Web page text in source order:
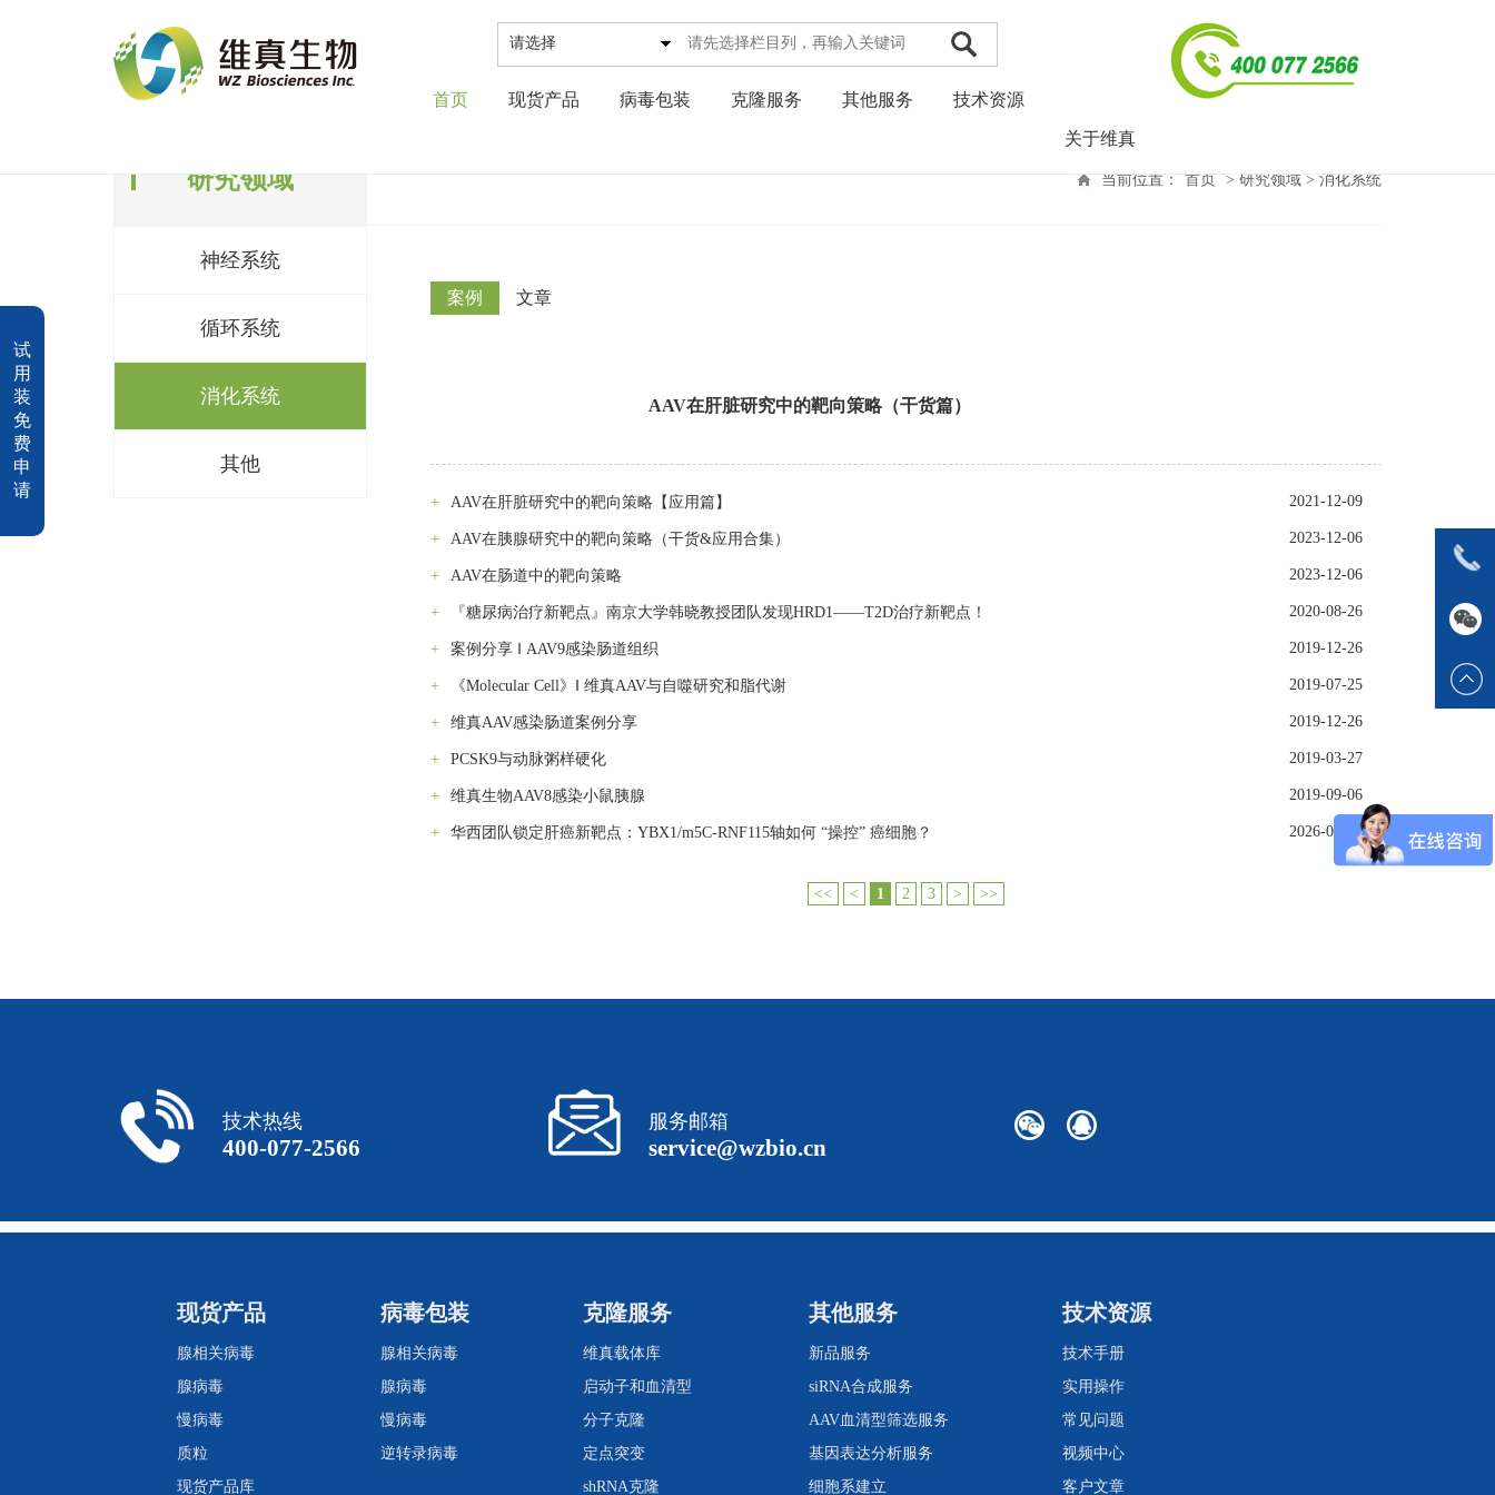
请选择
首页 现货产品 病毒包装 克隆服务 其他服务 技术资源
关于维真
研究领域
神经系统
循环系统
消化系统
其他
当前位置： 首页 > 研究领域 > 消化系统
案例 文章
AAV在肝脏研究中的靶向策略（干货篇）
+ AAV在肝脏研究中的靶向策略【应用篇】 2021-12-09
+ AAV在胰腺研究中的靶向策略（干货&应用合集） 2023-12-06
+ AAV在肠道中的靶向策略 2023-12-06
+ 『糖尿病治疗新靶点』南京大学韩晓教授团队发现HRD1——T2D治疗新靶点！ 2020-08-26
+ 案例分享 ‖ AAV9感染肠道组织 2019-12-26
+ 《Molecular Cell》‖ 维真AAV与自噬研究和脂代谢 2019-07-25
+ 维真AAV感染肠道案例分享 2019-12-26
+ PCSK9与动脉粥样硬化 2019-03-27
+ 维真生物AAV8感染小鼠胰腺 2019-09-06
+ 华西团队锁定肝癌新靶点：YBX1/m5C-RNF115轴如何 “操控” 癌细胞？ 2026-03-09
<< < 1 2 3 > >>
试
用
装
免
费
申
请
技术热线
400-077-2566
服务邮箱
service@wzbio.cn
现货产品
腺相关病毒
腺病毒
慢病毒
质粒
现货产品库
病毒包装
腺相关病毒
腺病毒
慢病毒
逆转录病毒
克隆服务
维真载体库
启动子和血清型
分子克隆
定点突变
shRNA克隆
其他服务
新品服务
siRNA合成服务
AAV血清型筛选服务
基因表达分析服务
细胞系建立
技术资源
技术手册
实用操作
常见问题
视频中心
客户文章